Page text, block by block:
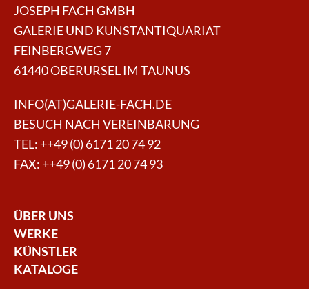
JOSEPH FACH GMBH
GALERIE UND KUNSTANTIQUARIAT
FEINBERGWEG 7
61440 OBERURSEL IM TAUNUS
INFO(AT)GALERIE-FACH.DE
BESUCH NACH VEREINBARUNG
TEL: ++49 (0) 6171 20 74 92
FAX: ++49 (0) 6171 20 74 93
ÜBER UNS
WERKE
KÜNSTLER
KATALOGE